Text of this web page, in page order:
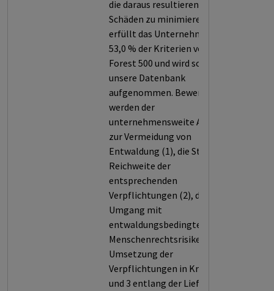
die daraus resultierenden
Schäden zu minimieren. So
erfüllt das Unternehmen nur
53,0 % der Kriterien von
Forest 500 und wird somit in
unsere Datenbank
aufgenommen. Bewertet
werden der
unternehmensweite Ansatz
zur Vermeidung von
Entwaldung (1), die Stärke und
Reichweite der
entsprechenden
Verpflichtungen (2), der
Umgang mit
entwaldungsbedingten
Menschenrechtsrisiken (3), die
Umsetzung der
Verpflichtungen in Kriterium 2
und 3 entlang der Lieferkette